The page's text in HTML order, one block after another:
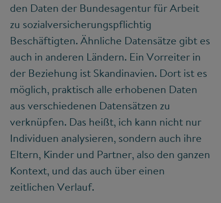
den Daten der Bundesagentur für Arbeit
zu sozialversicherungspflichtig
Beschäftigten. Ähnliche Datensätze gibt es
auch in anderen Ländern. Ein Vorreiter in
der Beziehung ist Skandinavien. Dort ist es
möglich, praktisch alle erhobenen Daten
aus verschiedenen Datensätzen zu
verknüpfen. Das heißt, ich kann nicht nur
Individuen analysieren, sondern auch ihre
Eltern, Kinder und Partner, also den ganzen
Kontext, und das auch über einen
zeitlichen Verlauf.